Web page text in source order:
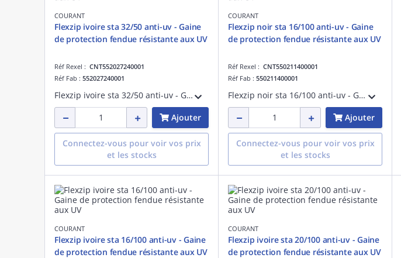
COURANT
Flexzip ivoire sta 32/50 anti-uv - Gaine
de protection fendue résistante aux UV
Réf Rexel : CNT552027240001
Réf Fab : 552027240001
Flexzip ivoire sta 32/50 anti-uv - Gaine de protection fendue résistante aux UV - Pose en montage apparent à l'extérieur des bâtiments - Non propagateur de la flamme - Fabriqué en France
Ajouter
Connectez-vous pour voir vos prix
et les stocks
COURANT
Flexzip noir sta 16/100 anti-uv - Gaine
de protection fendue résistante aux UV
Réf Rexel : CNT550211400001
Réf Fab : 550211400001
Flexzip noir sta 16/100 anti-uv - Gaine de protection fendue résistante aux UV - Pose en montage apparent à l'extérieur des bâtiments - Non propagateur de la flamme - Fabriqué en France
Ajouter
Connectez-vous pour voir vos prix
et les stocks
COURANT
Flexzip ivoire sta 16/100 anti-uv - Gaine
de protection fendue résistante aux UV
COURANT
Flexzip ivoire sta 20/100 anti-uv - Gaine
de protection fendue résistante aux UV